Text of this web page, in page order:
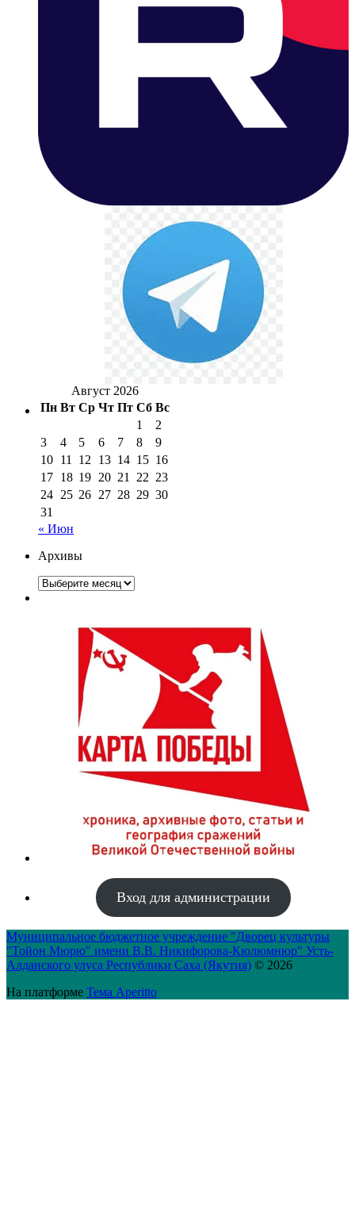
Август 2026
Пн Вт Ср Чт Пт Сб Вс
1
2
3
4 5 6 7 8
9
10 11 12 13 14 15 16
17 18 19 20 21 22 23
24 25 26 27 28 29 30
31
« Июн
Архивы
Архивы
Вход для администрации
Муниципальное бюджетное учреждение "Дворец культуры
"Тойон Мюрю" имени В.В. Никифорова-Кюлюмнюр" Усть-
Алданского улуса Республики Саха (Якутия) © 2026
На платформе Тема Aperitto